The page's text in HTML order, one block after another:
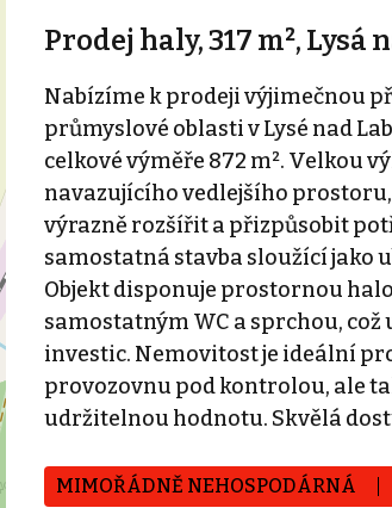
Prodej haly, 317 m², Lysá
Nabízíme k prodeji výjimečnou
průmyslové oblasti v Lysé nad
celkové výměře 872 m². Velkou
navazujícího vedlejšího
výrazně rozšířit a přizpůsobit
samostatná stavba sloužící jako
Objekt disponuje prostornou
samostatným WC a sprchou,
investic. Nemovitost je ideální
provozovnu pod kontrolou, ale
udržitelnou hodnotu. Skvělá
MIMOŘÁDNĚ NEHOSPODÁRNÁ